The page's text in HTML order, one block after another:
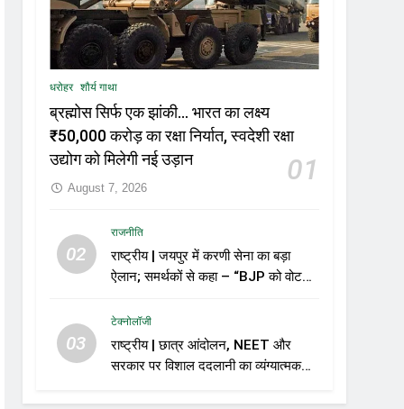
धरोहर शौर्य गाथा
ब्रह्मोस सिर्फ एक झांकी… भारत का लक्ष्य
₹50,000 करोड़ का रक्षा निर्यात, स्वदेशी रक्षा
उद्योग को मिलेगी नई उड़ान
01
August 7, 2026
02
राजनीति
राष्ट्रीय | जयपुर में करणी सेना का बड़ा
ऐलान; समर्थकों से कहा – “BJP को वोट
03
टेक्नोलॉजी
राष्ट्रीय | छात्र आंदोलन, NEET और
सरकार पर विशाल ददलानी का व्यंग्यात्मक